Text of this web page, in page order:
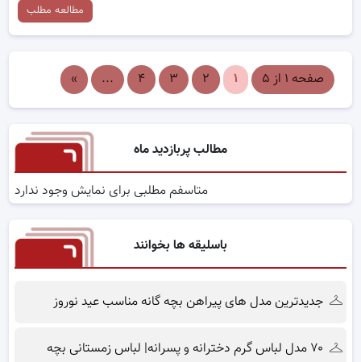
مطالعه مطلب
صفحه ۱ از ۵ ۱ ۲ ۳ ۴ ...
»
مطالب پربازدید ماه
متاسفم مطلبی برای نمایش وجود ندارد
باسلیقه ها بخوانند
جدیدترین مدل های پیراهن بچه گانه مناسب عید نوروز
۷۰ مدل لباس گرم دخترانه و پسرانه| لباس زمستانی بچه